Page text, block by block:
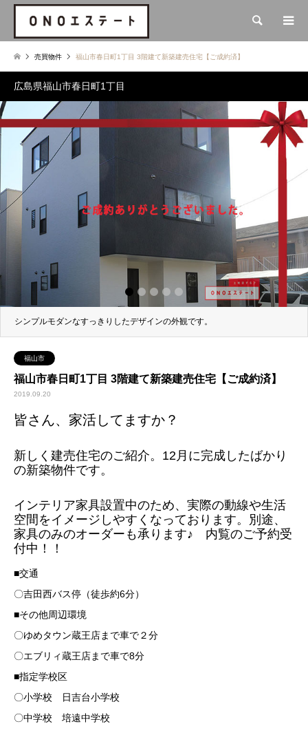
検索
売買物件 福山市春日町1丁目 3階建て新築建売住宅【ご成約済】
広島県福山市春日町1丁目
シンプルモダンなすっきりしたデザインの外観です。
5
福山市
福山市春日町1丁目 3階建て新築建売住宅【ご成約済】
2019.09.20
皆さん、家活してますか？
新しく建売住宅のご紹介。12月に完成したばかり
の新築物件です。
インテリア家具設置中のため、実際の動線や生活
空間をイメージしやすくなっております。別途、
家具のみのオーダーも承ります♪ 内覧のご予約受
付中！！
■交通
〇吉田西バス停（徒歩約6分）
■その他周辺環境
〇ゆめタウン蔵王店まで車で２分
〇エブリィ蔵王店まで車で8分
■指定学校区
〇小学校 日吉台小学校
〇中学校 培遠中学校